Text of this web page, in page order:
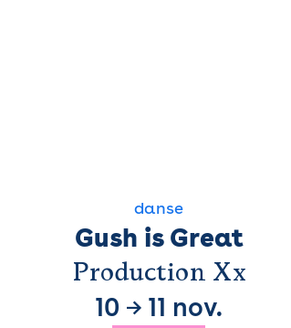
danse
Gush is Great
Production Xx
10 → 11 nov.